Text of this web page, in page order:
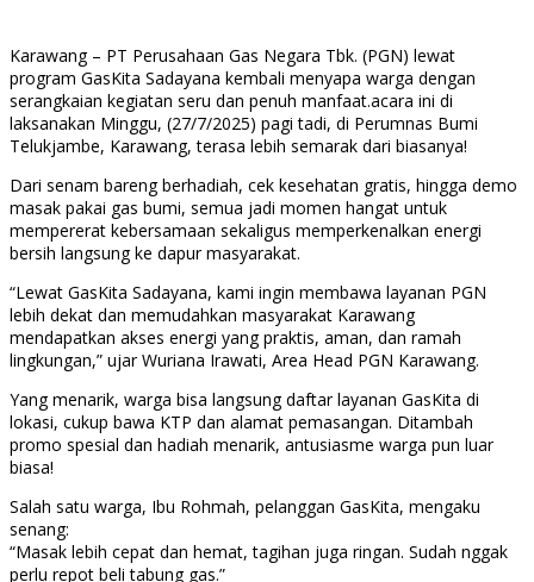
Karawang – PT Perusahaan Gas Negara Tbk. (PGN) lewat
program GasKita Sadayana kembali menyapa warga dengan
serangkaian kegiatan seru dan penuh manfaat.acara ini di
laksanakan Minggu, (27/7/2025) pagi tadi, di Perumnas Bumi
Telukjambe, Karawang, terasa lebih semarak dari biasanya!
Dari senam bareng berhadiah, cek kesehatan gratis, hingga demo
masak pakai gas bumi, semua jadi momen hangat untuk
mempererat kebersamaan sekaligus memperkenalkan energi
bersih langsung ke dapur masyarakat.
“Lewat GasKita Sadayana, kami ingin membawa layanan PGN
lebih dekat dan memudahkan masyarakat Karawang
mendapatkan akses energi yang praktis, aman, dan ramah
lingkungan,” ujar Wuriana Irawati, Area Head PGN Karawang.
Yang menarik, warga bisa langsung daftar layanan GasKita di
lokasi, cukup bawa KTP dan alamat pemasangan. Ditambah
promo spesial dan hadiah menarik, antusiasme warga pun luar
biasa!
Salah satu warga, Ibu Rohmah, pelanggan GasKita, mengaku
senang:
“Masak lebih cepat dan hemat, tagihan juga ringan. Sudah nggak
perlu repot beli tabung gas.”